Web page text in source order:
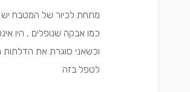
מתחת לכיור של המטבח יש
כמו אבקה שנופלים , היו
וכשאני סוגרת את הדלתות
לטפל בזה